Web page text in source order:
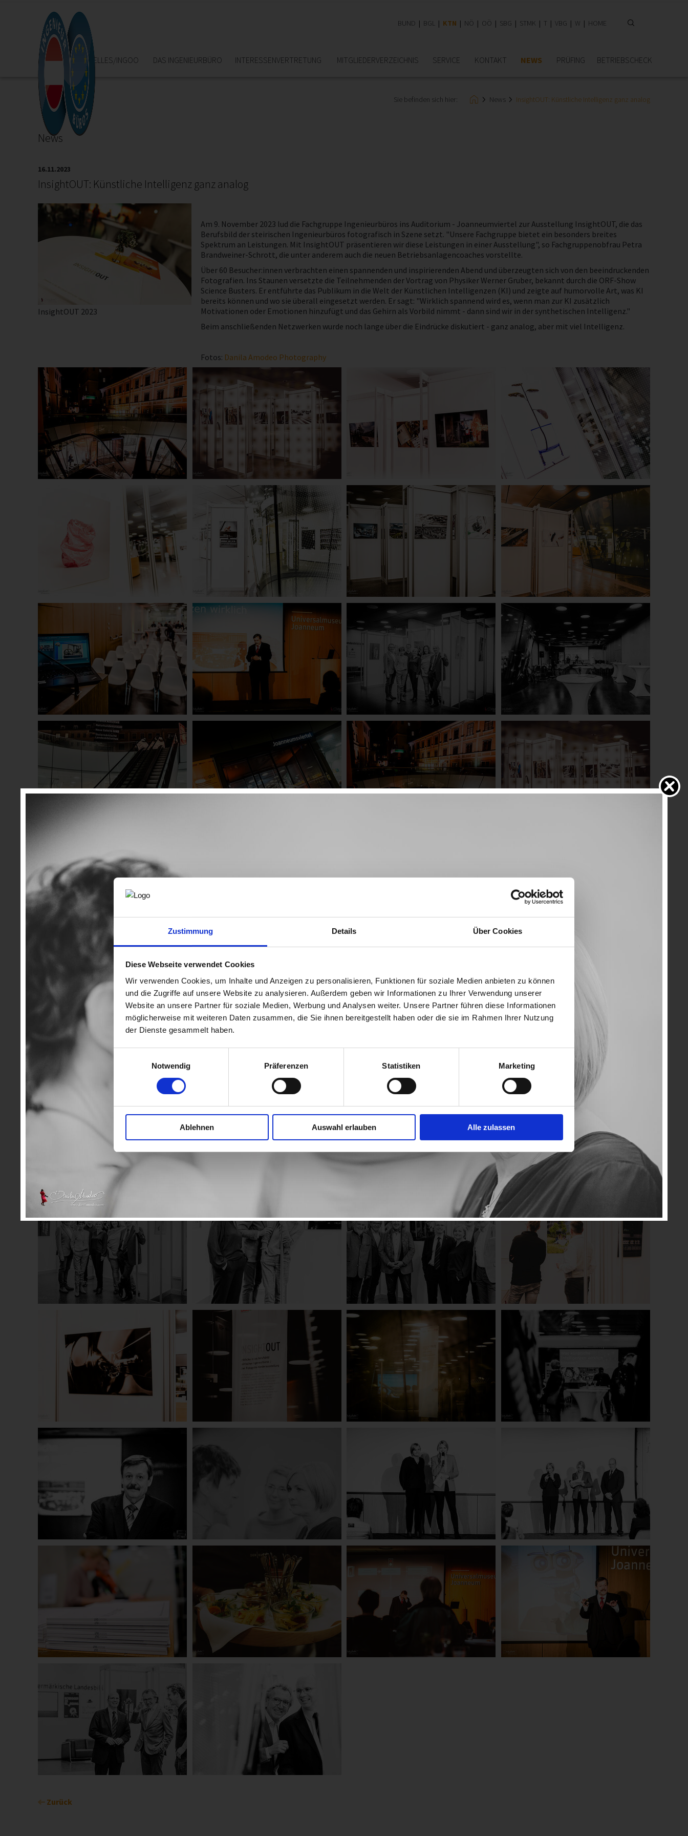
Zustimmung Details Über Cookies
Diese Webseite verwendet Cookies
Wir verwenden Cookies, um Inhalte und Anzeigen zu personalisieren, Funktionen für soziale Medien anbieten zu können
und die Zugriffe auf unsere Website zu analysieren. Außerdem geben wir Informationen zu Ihrer Verwendung unserer
Website an unsere Partner für soziale Medien, Werbung und Analysen weiter. Unsere Partner führen diese Informationen
möglicherweise mit weiteren Daten zusammen, die Sie ihnen bereitgestellt haben oder die sie im Rahmen Ihrer Nutzung
der Dienste gesammelt haben.
Notwendig
Präferenzen Statistiken Marketing
Ablehnen Auswahl erlauben Alle zulassen
BUND BGL KTN NÖ OÖ SBG STMK T VBG W HOME
HOME AKTUELLES/INGOO DAS INGENIEURBÜRO INTERESSEN­VERTRETUNG MITGLIEDER­VERZEICHNIS SERVICE KONTAKT NEWS PRÜFING BETRIEBSCHECK
Sie befinden sich hier: News InsightOUT: Künstliche Intelligenz ganz analog
News
16.11.2023
InsightOUT: Künstliche Intelligenz ganz analog
InsightOUT 2023
Am 9. November 2023 lud die Fachgruppe Ingenieurbüros ins Auditorium - Joanneumviertel zur Ausstellung InsightOUT, die das
Berufsbild der steirischen Ingenieurbüros fotografisch in Szene setzt. "Unsere Fachgruppe bietet ein besonders breites
Spektrum an Leistungen. Mit InsightOUT präsentieren wir diese Leistungen in einer Ausstellung", so Fachgruppenobfrau Petra
Brandweiner-Schrott, die unter anderem auch die neuen Betriebsanlagencoaches vorstellte.
Über 60 Besucher:innen verbrachten einen spannenden und inspirierenden Abend und überzeugten sich von den beeindruckenden
Fotografien. Ins Staunen versetzte die Teilnehmenden der Vortrag von Physiker Werner Gruber, bekannt durch die ORF-Show
Science Busters. Er entführte das Publikum in die Welt der Künstlichen Intelligenzen (KI) und zeigte auf humorvolle Art, was KI
bereits können und wo sie überall eingesetzt werden. Er sagt: "Wirklich spannend wird es, wenn man zur KI zusätzlich
Motivationen oder Emotionen hinzufügt und das Gehirn als Vorbild nimmt - dann sind wir in der synthetischen Intelligenz."
Beim anschließenden Netzwerken wurde noch lange über die Eindrücke diskutiert - ganz analog, aber mit viel Intelligenz.
Fotos: Danila Amodeo Photography
Zurück